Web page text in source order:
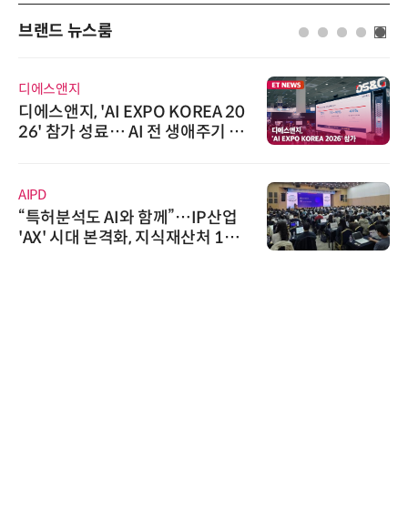
브랜드 뉴스룸
디에스앤지
디에스앤지, 'AI EXPO KOREA 20
26' 참가 성료… AI 전 생애주기 아
AIPD
“특허분석도 AI와 함께”…IP산업
'AX' 시대 본격화, 지식재산처 1호